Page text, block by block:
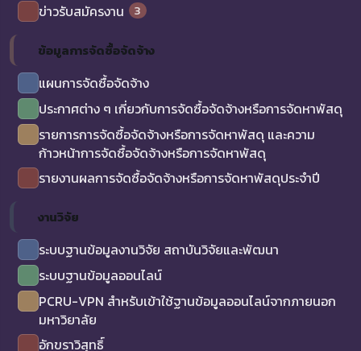
ข่าวรับสมัครงาน
3
ข้อมูลการจัดซื้อจัดจ้าง
แผนการจัดซื้อจัดจ้าง
ประกาศต่าง ๆ เกี่ยวกับการจัดซื้อจัดจ้างหรือการจัดหาพัสดุ
รายการการจัดซื้อจัดจ้างหรือการจัดหาพัสดุ และความ
ก้าวหน้าการจัดซื้อจัดจ้างหรือการจัดหาพัสดุ
รายงานผลการจัดซื้อจัดจ้างหรือการจัดหาพัสดุประจำปี
งานวิจัย
ระบบฐานข้อมูลงานวิจัย สถาบันวิจัยและพัฒนา
ระบบฐานข้อมูลออนไลน์
PCRU-VPN สำหรับเข้าใช้ฐานข้อมูลออนไลน์จากภายนอก
มหาวิยาลัย
อักขราวิสุทธิ์